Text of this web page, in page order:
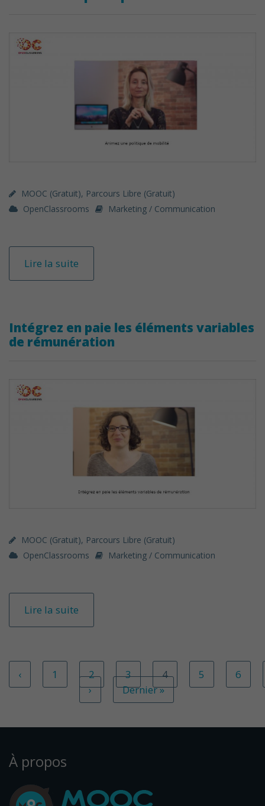
MOOC (gratuit), Parcours Libre (gratuit)
OpenClassrooms
Marketing / Communication
Lire la suite
Intégrez en paie les éléments variables
de rémunération
MOOC (gratuit), Parcours Libre (gratuit)
OpenClassrooms
Marketing / Communication
Lire la suite
‹ 1 2 3 4 5
6
›
Dernier »
À propos